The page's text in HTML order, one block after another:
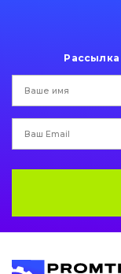
Ножи, режущие
Защита (ковша,
Пальци и втулки
Гидравлика
написати